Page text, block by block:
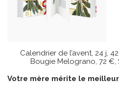
Calendrier de l’avent, 24 j,
Bougie Melograno, 72 €,
Votre mère mérite le